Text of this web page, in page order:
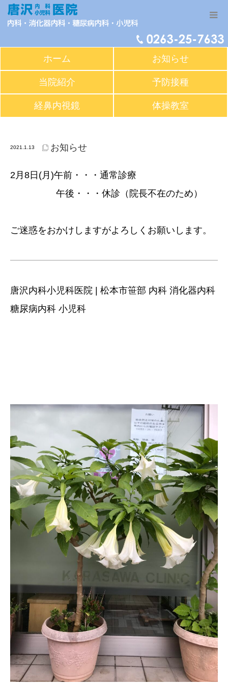
ホーム お知らせ
当院紹介 予防接種
経鼻内視鏡 体操教室
2021.1.13 お知らせ
2月8日(月)午前・・・通常診療
午後・・・休診（院長不在のため）
ご迷惑をおかけしますがよろしくお願いします。
唐沢内科小児科医院 | 松本市笹部 内科 消化器内科
糖尿病内科 小児科